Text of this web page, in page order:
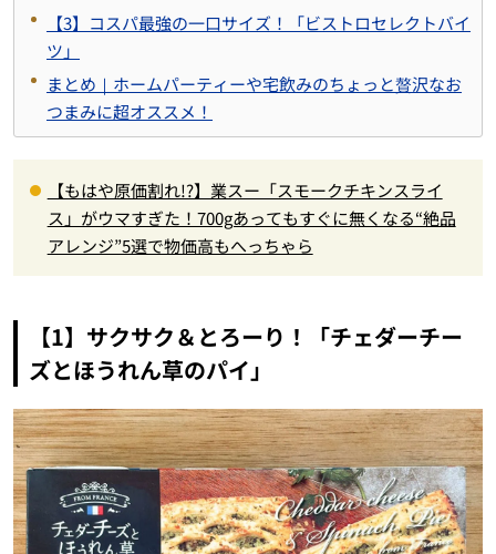
【3】コスパ最強の一口サイズ！「ビストロセレクトバイ
ツ」
まとめ｜ホームパーティーや宅飲みのちょっと贅沢なお
つまみに超オススメ！
【もはや原価割れ!?】業スー「スモークチキンスライ
ス」がウマすぎた！700gあってもすぐに無くなる“絶品
アレンジ”5選で物価高もへっちゃら
【1】サクサク＆とろーり！「チェダーチー
ズとほうれん草のパイ」